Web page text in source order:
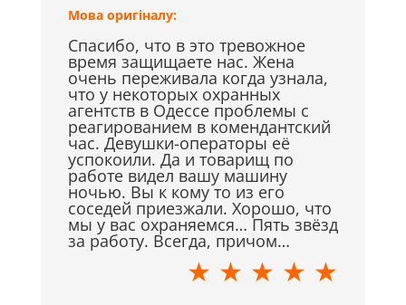
Мова оригіналу:
Спасибо, что в это тревожное
время защищаете нас. Жена
очень переживала когда узнала,
что у некоторых охранных
агентств в Одессе проблемы с
реагированием в комендантский
час. Девушки-операторы её
успокоили. Да и товарищ по
работе видел вашу машину
ночью. Вы к кому то из его
соседей приезжали. Хорошо, что
мы у вас охраняемся… Пять звёзд
за работу. Всегда, причом…
★ ★ ★ ★ ★